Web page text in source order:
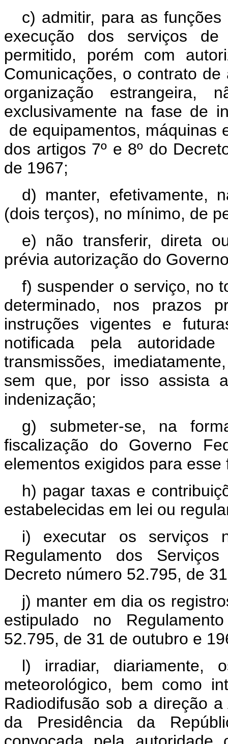
c) admitir, para as
execução dos serviços de
permitido, porém com
Comunicações, o contrato
organização
exclusivamente na fase de
de equipamentos, máquinas
dos artigos 7º e 8º do
de 1967;
d) manter, efetivamente,
(dois terços), no mínimo, de
e) não transferir, direta
prévia autorização do
f) suspender o serviço, no
determinado, nos prazos
instruções vigentes e
notificada pela
transmissões,
sem que, por isso assista
indenização;
g) submeter-se, na
fiscalização do Governo
elementos exigidos para esse
h) pagar taxas e
estabelecidas em lei ou
i) executar os serviços
Regulamento dos
Decreto número 52.795, de
j) manter em dia os
estipulado no
52.795, de 31 de outubro e
l) irradiar, diariamente,
meteorológico, bem como
Radiodifusão sob a direção
da Presidência da